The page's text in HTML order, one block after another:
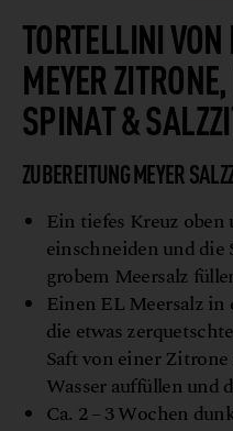
TORTELLINI
MEYER
SPINAT &
ZUBEREITUNG MEYER
Ein tiefes Kreuz
einschneiden und
grobem Meersalz
Einen EL Meersalz
die etwas
Saft von einer
Wasser auffüllen und
Ca. 2 – 3 Wochen